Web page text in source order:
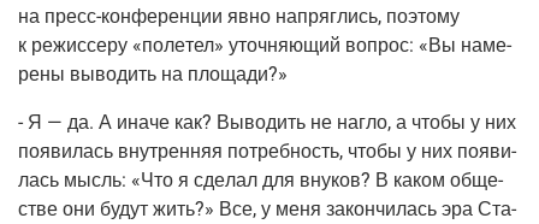
на пресс-кон­фе­рен­ции явно напряг­лись, поэто­му
к режис­се­ру «поле­тел» уточ­ня­ю­щий вопрос: «Вы наме­
ре­ны выво­дить на площади?»
- Я — да. А ина­че как? Выво­дить не наг­ло, а что­бы у них
появи­лась внут­рен­няя потреб­ность, что­бы у них появи­
лась мысль: «Что я сде­лал для вну­ков? В каком обще­
стве они будут жить?» Все, у меня закон­чи­лась эра Ста­